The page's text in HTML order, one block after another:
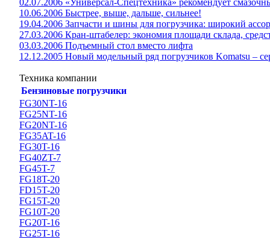
02.07.2006 «Универсал-Спецтехника» рекомендует
10.06.2006 Быстрее, выше, дальше, сильнее!
19.04.2006 Запчасти и шины для погрузчика: широкий
27.03.2006 Кран-штабелер: экономия площади склада,
03.03.2006 Подъемный стол вместо лифта
12.12.2005 Новый модельный ряд погрузчиков Komatsu –
Техника компании
Бензиновые погрузчики
FG30NT-16
FG25NT-16
FG20NT-16
FG35AT-16
FG30T-16
FG40ZT-7
FG45T-7
FG18T-20
FD15T-20
FG15T-20
FG10T-20
FG20T-16
FG25T-16